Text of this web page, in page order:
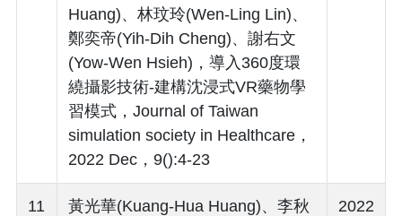
Huang)、林玟玲(Wen-Ling Lin)、
鄭奕帝(Yih-Dih Cheng)、謝右文
(Yow-Wen Hsieh)，導入360度環
繞攝影技術-建構沈浸式VR藥物學
習模式，Journal of Taiwan
simulation society in Healthcare，
2022 Dec，9():4-23
11
黃光華(Kuang-Hua Huang)、李秋
2022